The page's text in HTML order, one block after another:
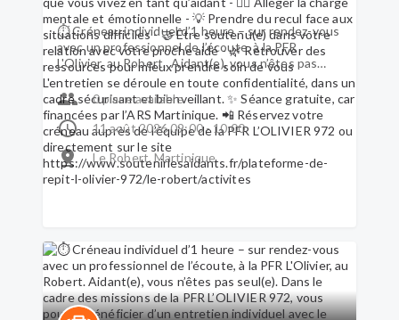
⏱ Créneau individuel d’1 heure – sur rendez-vous
avec un professionnel de l’écoute, à la PFR
L'Olivier, au Robert. Aidant(e), vous n’êtes pas
seul(e). Dans le cadre des missions de la PFR
L’OLIVIER 972, vous pouvez bénéficier d’un
entretien individuel avec le psychologue de la
plateforme, M. Philippe GERIER, afin de vous offrir
un espace confidentiel d’écoute, de soutien et de
parole. Ce temp individuel est pensé pour vous
permettre de : - 🗣 Exprimer librement ce que
dans votre relation avec votre proche aidé - 🌿
Retrouver des ressources pour mieux prendre
soin de vous L'entretien se déroule en toute
confidentialité, dans un cadre sécurisant et
bienveillant. ✨ Séance gratuite, car financées par
0 place available
11 août 2026 09:00 - 10:00
Le Robert, Martinique